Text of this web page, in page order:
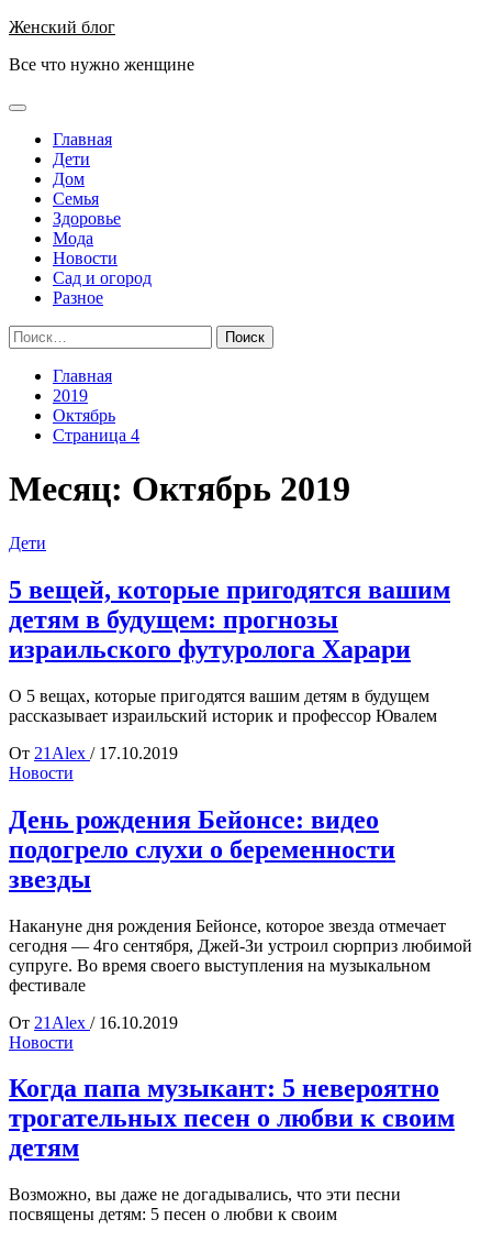
Перейти
содержимому
Женский блог
Все что нужно женщине
Основное
Главная
Дети
Дом
Семья
Здоровье
Мода
Новости
Сад и огород
Разное
Найти:
Главная
2019
Октябрь
Страница 4
Месяц: Октябрь 2019
Дети
5 вещей, которые пригодятся вашим
детям в будущем: прогнозы
израильского футуролога Харари
О 5 вещах, которые пригодятся вашим детям в будущем
рассказывает израильский историк и профессор Ювалем
От 21Alex / 17.10.2019
Новости
День рождения Бейонсе: видео
подогрело слухи о беременности
звезды
Накануне дня рождения Бейонсе, которое звезда отмечает
сегодня — 4го сентября, Джей-Зи устроил сюрприз любимой
супруге. Во время своего выступления на музыкальном
фестивале
От 21Alex / 16.10.2019
Новости
Когда папа музыкант: 5 невероятно
трогательных песен о любви к своим
детям
Возможно, вы даже не догадывались, что эти песни
посвящены детям: 5 песен о любви к своим